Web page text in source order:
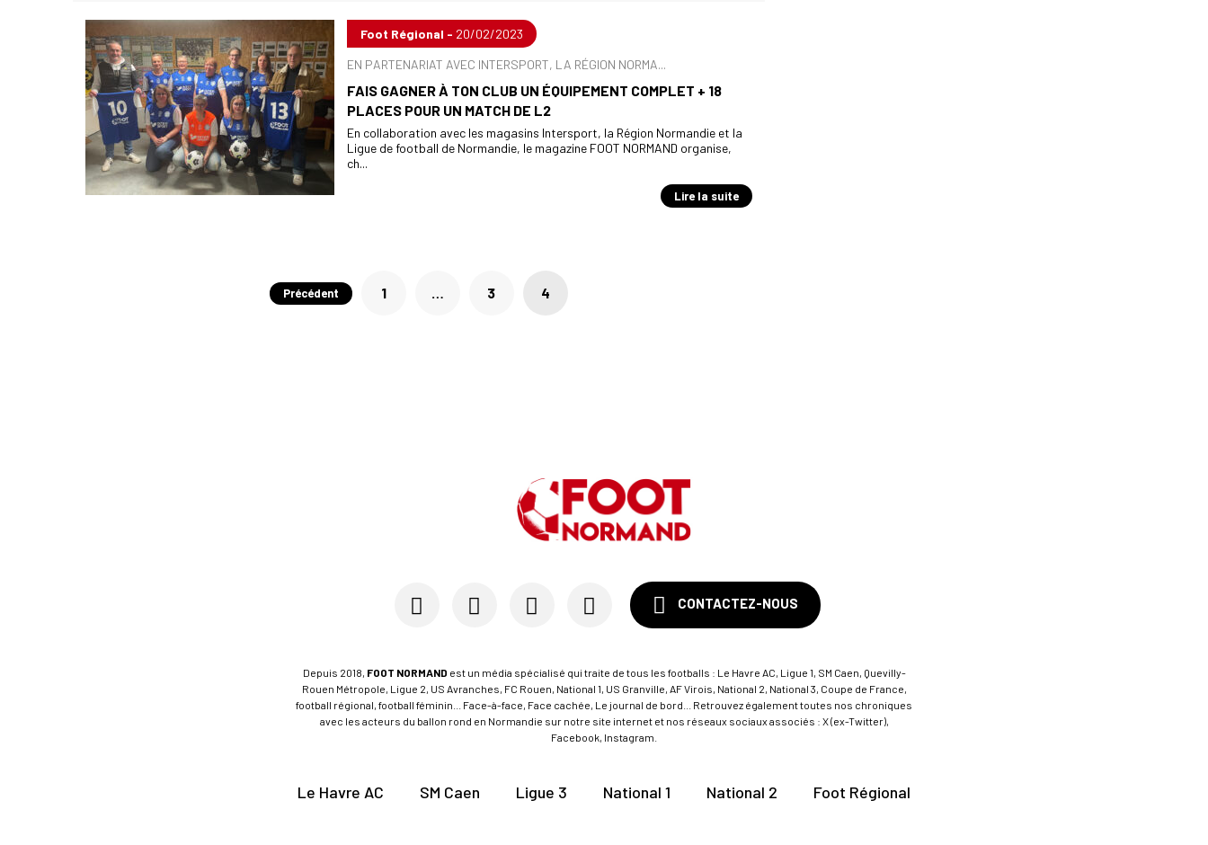
Foot Régional - 20/02/2023
EN PARTENARIAT AVEC INTERSPORT, LA RÉGION NORMA...
FAIS GAGNER À TON CLUB UN ÉQUIPEMENT COMPLET + 18
PLACES POUR UN MATCH DE L2
En collaboration avec les magasins Intersport, la Région Normandie et la
Ligue de football de Normandie, le magazine FOOT NORMAND organise,
ch...
Lire la suite
Précédent 1 … 3 4
CONTACTEZ-NOUS
Depuis 2018, FOOT NORMAND est un média spécialisé qui traite de tous les footballs : Le Havre AC, Ligue 1, SM Caen, Quevilly-
Rouen Métropole, Ligue 2, US Avranches, FC Rouen, National 1, US Granville, AF Virois, National 2, National 3, Coupe de France,
football régional, football féminin... Face-à-face, Face cachée, Le journal de bord... Retrouvez également toutes nos chroniques
avec les acteurs du ballon rond en Normandie sur notre site internet et nos réseaux sociaux associés : X (ex-Twitter),
Facebook, Instagram.
Le Havre AC SM Caen Ligue 3 National 1 National 2 Foot Régional